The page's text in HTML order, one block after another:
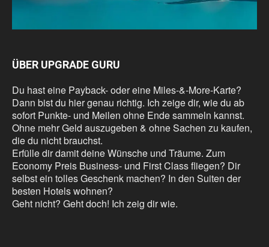
ÜBER UPGRADE GURU
Du hast eine Payback- oder eine Miles-&-More-Karte?
Dann bist du hier genau richtig. Ich zeige dir, wie du ab
sofort Punkte- und Meilen ohne Ende sammeln kannst.
Ohne mehr Geld auszugeben & ohne Sachen zu kaufen,
die du nicht brauchst.
Erfülle dir damit deine Wünsche und Träume. Zum
Economy Preis Business- und First Class fliegen? Dir
selbst ein tolles Geschenk machen? In den Suiten der
besten Hotels wohnen?
Geht nicht? Geht doch! Ich zeig dir wie.